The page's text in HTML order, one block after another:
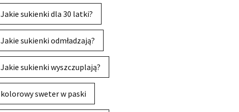
Jakie sukienki dla 30 latki?
Jakie sukienki odmładzają?
Jakie sukienki wyszczuplają?
kolorowy sweter w paski